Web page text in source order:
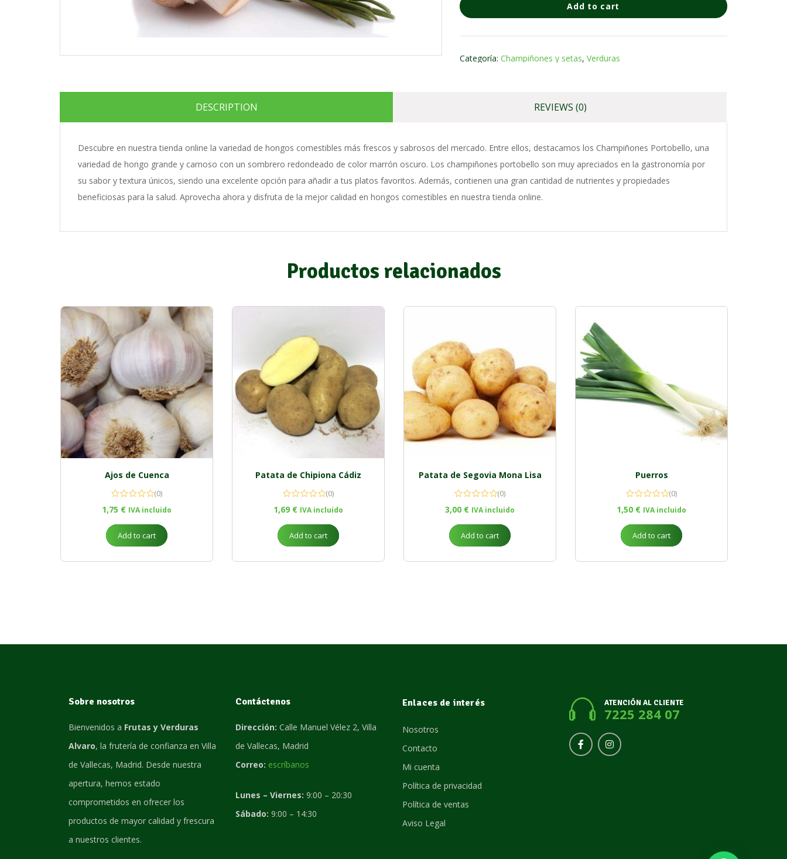
Add to cart
Categoría: Champiñones y setas, Verduras
DESCRIPTION REVIEWS (0)
Descubre en nuestra tienda online la variedad de hongos comestibles más frescos y sabrosos del mercado. Entre ellos, destacamos los Champiñones Portobello, una
variedad de hongo grande y carnoso con un sombrero redondeado de color marrón oscuro. Los champiñones portobello son muy apreciados en la gastronomía por
su sabor y textura únicos, siendo una excelente opción para añadir a tus platos favoritos. Además, contienen una gran cantidad de nutrientes y propiedades
beneficiosas para la salud. Aprovecha ahora y disfruta de la mejor calidad en hongos comestibles en nuestra tienda online.
Productos relacionados
Ajos de Cuenca
(0)
1,75 € IVA incluido
Add to cart
Patata de Chipiona Cádiz
(0)
1,69 € IVA incluido
Add to cart
Patata de Segovia Mona Lisa
(0)
3,00 € IVA incluido
Add to cart
Puerros
(0)
1,50 € IVA incluido
Add to cart
Sobre nosotros
Bienvenidos a Frutas y Verduras
Alvaro, la frutería de confianza en Villa
de Vallecas, Madrid. Desde nuestra
apertura, hemos estado
comprometidos en ofrecer los
productos de mayor calidad y frescura
a nuestros clientes.
Contáctenos
Dirección: Calle Manuel Vélez 2, Villa
de Vallecas, Madrid
Correo: escríbanos
Lunes – Viernes: 9:00 – 20:30
Sábado: 9:00 – 14:30
Enlaces de interés
Nosotros
Contacto
Mi cuenta
Política de privacidad
Política de ventas
Aviso Legal
ATENCIÓN AL CLIENTE
7225 284 07